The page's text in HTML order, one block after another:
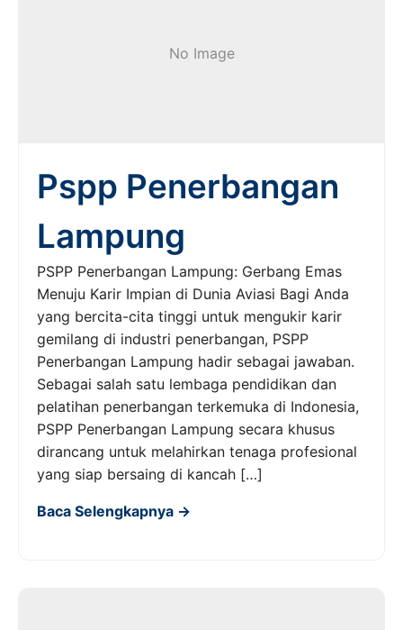
No Image
Pspp Penerbangan
Lampung
PSPP Penerbangan Lampung: Gerbang Emas
Menuju Karir Impian di Dunia Aviasi Bagi Anda
yang bercita-cita tinggi untuk mengukir karir
gemilang di industri penerbangan, PSPP
Penerbangan Lampung hadir sebagai jawaban.
Sebagai salah satu lembaga pendidikan dan
pelatihan penerbangan terkemuka di Indonesia,
PSPP Penerbangan Lampung secara khusus
dirancang untuk melahirkan tenaga profesional
yang siap bersaing di kancah […]
Baca Selengkapnya →